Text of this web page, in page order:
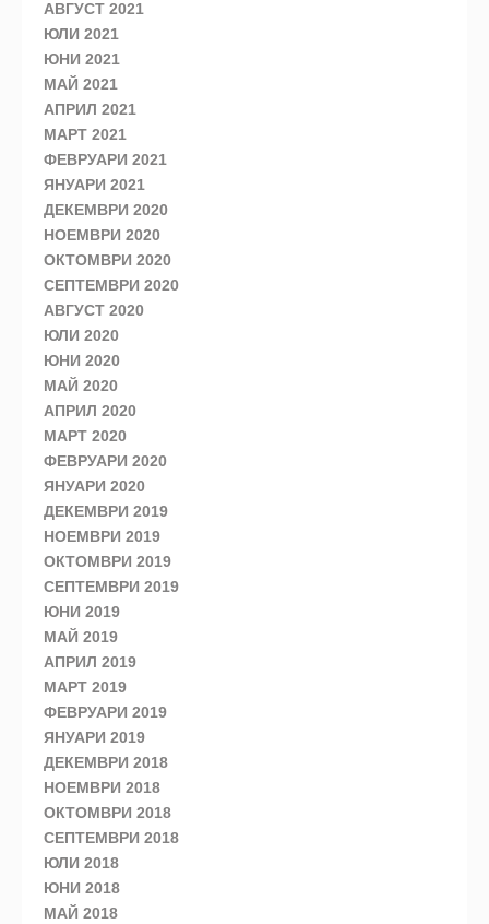
АВГУСТ 2021
ЮЛИ 2021
ЮНИ 2021
МАЙ 2021
АПРИЛ 2021
МАРТ 2021
ФЕВРУАРИ 2021
ЯНУАРИ 2021
ДЕКЕМВРИ 2020
НОЕМВРИ 2020
ОКТОМВРИ 2020
СЕПТЕМВРИ 2020
АВГУСТ 2020
ЮЛИ 2020
ЮНИ 2020
МАЙ 2020
АПРИЛ 2020
МАРТ 2020
ФЕВРУАРИ 2020
ЯНУАРИ 2020
ДЕКЕМВРИ 2019
НОЕМВРИ 2019
ОКТОМВРИ 2019
СЕПТЕМВРИ 2019
ЮНИ 2019
МАЙ 2019
АПРИЛ 2019
МАРТ 2019
ФЕВРУАРИ 2019
ЯНУАРИ 2019
ДЕКЕМВРИ 2018
НОЕМВРИ 2018
ОКТОМВРИ 2018
СЕПТЕМВРИ 2018
ЮЛИ 2018
ЮНИ 2018
МАЙ 2018